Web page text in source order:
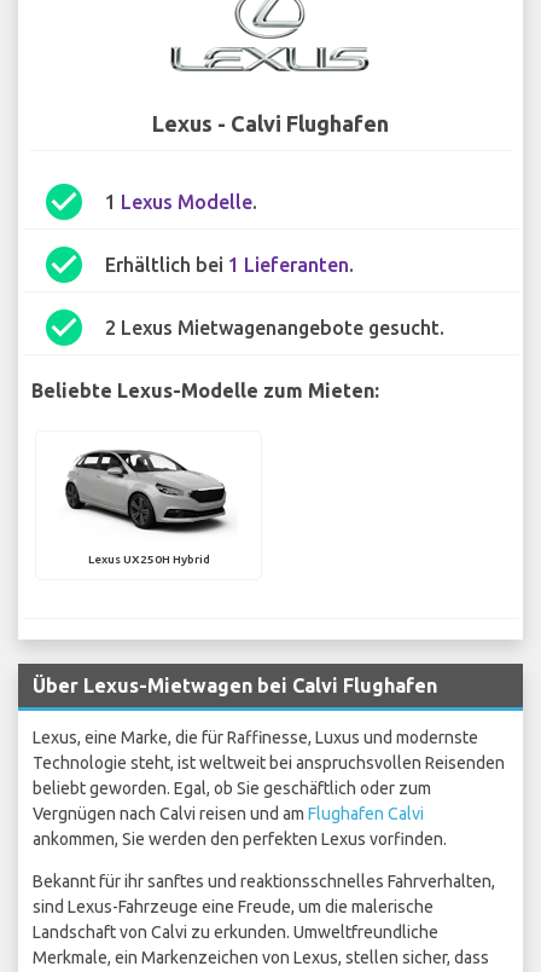
Lexus - Calvi Flughafen
check_circle 1 Lexus Modelle.
check_circle Erhältlich bei 1 Lieferanten.
check_circle 2 Lexus Mietwagenangebote gesucht.
Beliebte Lexus-Modelle zum Mieten:
Lexus UX250H Hybrid
Über Lexus-Mietwagen bei Calvi Flughafen
Lexus, eine Marke, die für Raffinesse, Luxus und modernste
Technologie steht, ist weltweit bei anspruchsvollen Reisenden
beliebt geworden. Egal, ob Sie geschäftlich oder zum
Vergnügen nach Calvi reisen und am Flughafen Calvi
ankommen, Sie werden den perfekten Lexus vorfinden.
Bekannt für ihr sanftes und reaktionsschnelles Fahrverhalten,
sind Lexus-Fahrzeuge eine Freude, um die malerische
Landschaft von Calvi zu erkunden. Umweltfreundliche
Merkmale, ein Markenzeichen von Lexus, stellen sicher, dass